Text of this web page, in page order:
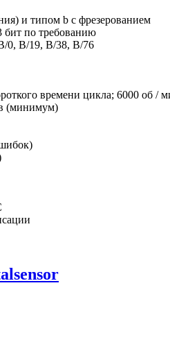
и типом b с фрезерованием
бит по требованию
0, B/19, B/38, B/76
времени цикла; 6000 об /
(минимум)